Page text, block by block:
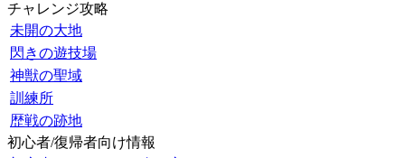
チャレンジ攻略
未開の大地
閃きの遊技場
神獣の聖域
訓練所
歴戦の跡地
初心者/復帰者向け情報